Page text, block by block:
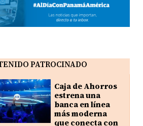
PATROCINADO
Caja de Ahorros
estrena una
banca en línea
más moderna
que conecta con